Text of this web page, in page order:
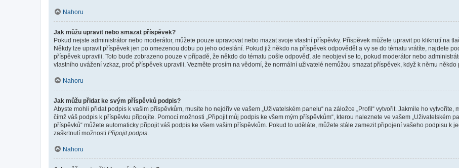
Nahoru
Jak můžu upravit nebo smazat příspěvek?
Pokud nejste administrátor nebo moderátor, můžete pouze upravovat nebo mazat svoje vlastní příspěvky. Příspěvek můžete upravit po kliknutí na
Někdy lze upravit příspěvek jen po omezenou dobu po jeho odeslání. Pokud již někdo na příspěvek odpověděl a vy se do tématu vrátíte, najdete
příspěvek upravili. Toto bude zobrazeno pouze v případě, že někdo do tématu pošle odpověď, ale neobjeví se to, pokud moderátor nebo
vlastního uvážení vzkaz, proč příspěvek upravili. Vezměte prosím na vědomí, že normální uživatelé nemůžou smazat příspěvek, když k němu někdo
Nahoru
Jak můžu přidat ke svým příspěvků podpis?
Abyste mohli přidat podpis k vašim příspěvkům, musíte ho nejdřív ve vašem „Uživatelském panelu“ na záložce „Profil“ vytvořit. Jakmile ho
čímž váš podpis k příspěvku připojíte. Pomocí možnosti „Připojit můj podpis ke všem mým příspěvkům“, kterou naleznete ve vašem „Uživatelském
příspěvků“ můžete automaticky připojit váš podpis ke všem vašim příspěvkům. Pokud to uděláte, můžete stále zamezit připojení vašeho podpisu k
zaškrtnutí možnosti Připojit podpis
Nahoru